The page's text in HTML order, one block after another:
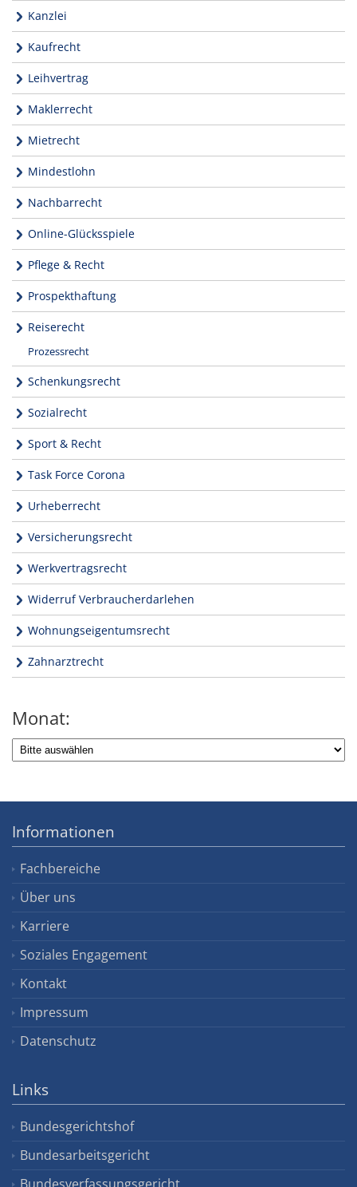
Kanzlei
Kaufrecht
Leihvertrag
Maklerrecht
Mietrecht
Mindestlohn
Nachbarrecht
Online-Glücksspiele
Pflege & Recht
Prospekthaftung
Reiserecht
Prozessrecht
Schenkungsrecht
Sozialrecht
Sport & Recht
Task Force Corona
Urheberrecht
Versicherungsrecht
Werkvertragsrecht
Widerruf Verbraucherdarlehen
Wohnungseigentumsrecht
Zahnarztrecht
Monat:
Informationen
Fachbereiche
Über uns
Karriere
Soziales Engagement
Kontakt
Impressum
Datenschutz
Links
Bundesgerichtshof
Bundesarbeitsgericht